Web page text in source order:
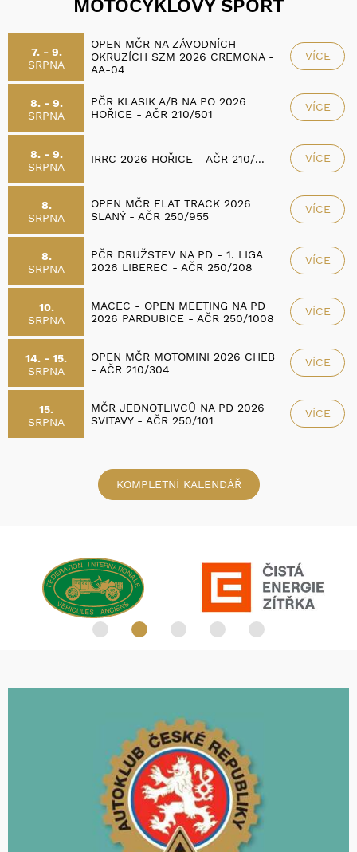
MOTOCYKLOVÝ SPORT
7. - 9.
SRPNA
OPEN MČR NA ZÁVODNÍCH
OKRUZÍCH SZM 2026 CREMONA -
AA-04
VÍCE
8. - 9.
SRPNA
PČR KLASIK A/B NA PO 2026
HOŘICE - AČR 210/501
VÍCE
8. - 9.
SRPNA
IRRC 2026 HOŘICE - AČR 210/... VÍCE
8.
SRPNA
OPEN MČR FLAT TRACK 2026
SLANÝ - AČR 250/955
VÍCE
8.
SRPNA
PČR DRUŽSTEV NA PD - 1. LIGA
2026 LIBEREC - AČR 250/208
VÍCE
10.
SRPNA
MACEC - OPEN MEETING NA PD
2026 PARDUBICE - AČR 250/1008
VÍCE
14. - 15.
SRPNA
OPEN MČR MOTOMINI 2026 CHEB
- AČR 210/304
VÍCE
15.
SRPNA
MČR JEDNOTLIVCŮ NA PD 2026
SVITAVY - AČR 250/101
VÍCE
KOMPLETNÍ KALENDÁŘ